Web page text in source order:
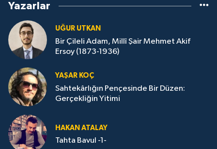
Yazarlar
UĞUR UTKAN
Bir Çileli Adam, Millî Şair Mehmet Akif
Ersoy (1873-1936)
YAŞAR KOÇ
Sahtekârlığın Pençesinde Bir Düzen:
Gerçekliğin Yitimi
HAKAN ATALAY
Tahta Bavul -1-